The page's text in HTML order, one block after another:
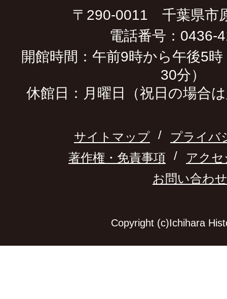
〒290-0011 千葉県市
電話番号：0436-
開館時間：午前9時から午後5
30分）
休館日：月曜日（祝日の場合
サイトマップ
プライバ
著作権・免責事項
アク
お問い合わせ
Copyright (c)Ichihara